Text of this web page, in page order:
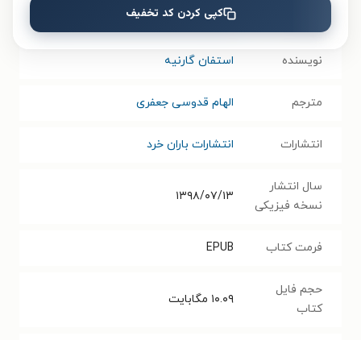
موفقیت و خودیاری،روان‌شناسی عمومی
نویسنده استفان گارنیه
مترجم الهام قدوسی جعفری
انتشارات انتشارات باران خرد
سال انتشار
نسخه فیزیکی
۱۳۹۸/۰۷/۱۳
فرمت کتاب EPUB
حجم فایل
کتاب
۱۰.۰۹ مگابایت
کپی کردن کد تخفیف